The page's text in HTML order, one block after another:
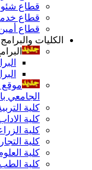
قطاع
قطاع خدمة
قطاع أمين
الكليات والبرامج
موقع
الجامعي
كلية
كلية
كلية
كلية
كلية
كلية